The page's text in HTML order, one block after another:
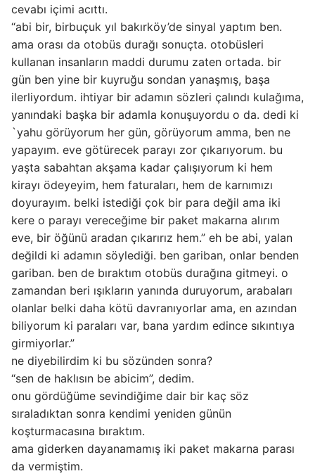
cevabı içimi acıttı.
“abi bir, birbuçuk yıl bakırköy’de sinyal yaptım ben.
ama orası da otobüs durağı sonuçta. otobüsleri
kullanan insanların maddi durumu zaten ortada. bir
gün ben yine bir kuyruğu sondan yanaşmış, başa
ilerliyordum. ihtiyar bir adamın sözleri çalındı kulağıma,
yanındaki başka bir adamla konuşuyordu o da. dedi ki
`yahu görüyorum her gün, görüyorum amma, ben ne
yapayım. eve götürecek parayı zor çıkarıyorum. bu
yaşta sabahtan akşama kadar çalışıyorum ki hem
kirayı ödeyeyim, hem faturaları, hem de karnımızı
doyurayım. belki istediği çok bir para değil ama iki
kere o parayı vereceğime bir paket makarna alırım
eve, bir öğünü aradan çıkarırız hem.” eh be abi, yalan
değildi ki adamın söylediği. ben gariban, onlar benden
gariban. ben de bıraktım otobüs durağına gitmeyi. o
zamandan beri ışıkların yanında duruyorum, arabaları
olanlar belki daha kötü davranıyorlar ama, en azından
biliyorum ki paraları var, bana yardım edince sıkıntıya
girmiyorlar.”
ne diyebilirdim ki bu sözünden sonra?
“sen de haklısın be abicim”, dedim.
onu gördüğüme sevindiğime dair bir kaç söz
sıraladıktan sonra kendimi yeniden günün
koşturmacasına bıraktım.
ama giderken dayanamamış iki paket makarna parası
da vermiştim.